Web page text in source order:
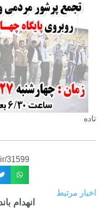
تاده
31599
اخبار مرتبط
انهدام